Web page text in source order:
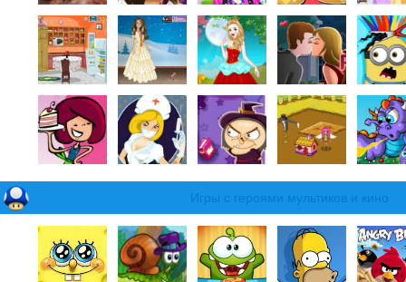
Игры с героями мультиков и кино